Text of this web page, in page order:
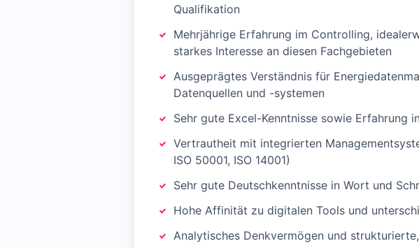
Qualifikation
Mehrjährige Erfahrung im Controlling,
starkes Interesse an diesen Fachgebieten
Ausgeprägtes Verständnis für
Datenquellen und -systemen
Sehr gute Excel-Kenntnisse sowie
Vertrautheit mit integrierten
ISO 50001, ISO 14001)
Sehr gute Deutschkenntnisse in Wort und
Hohe Affinität zu digitalen Tools und
Analytisches Denkvermögen und